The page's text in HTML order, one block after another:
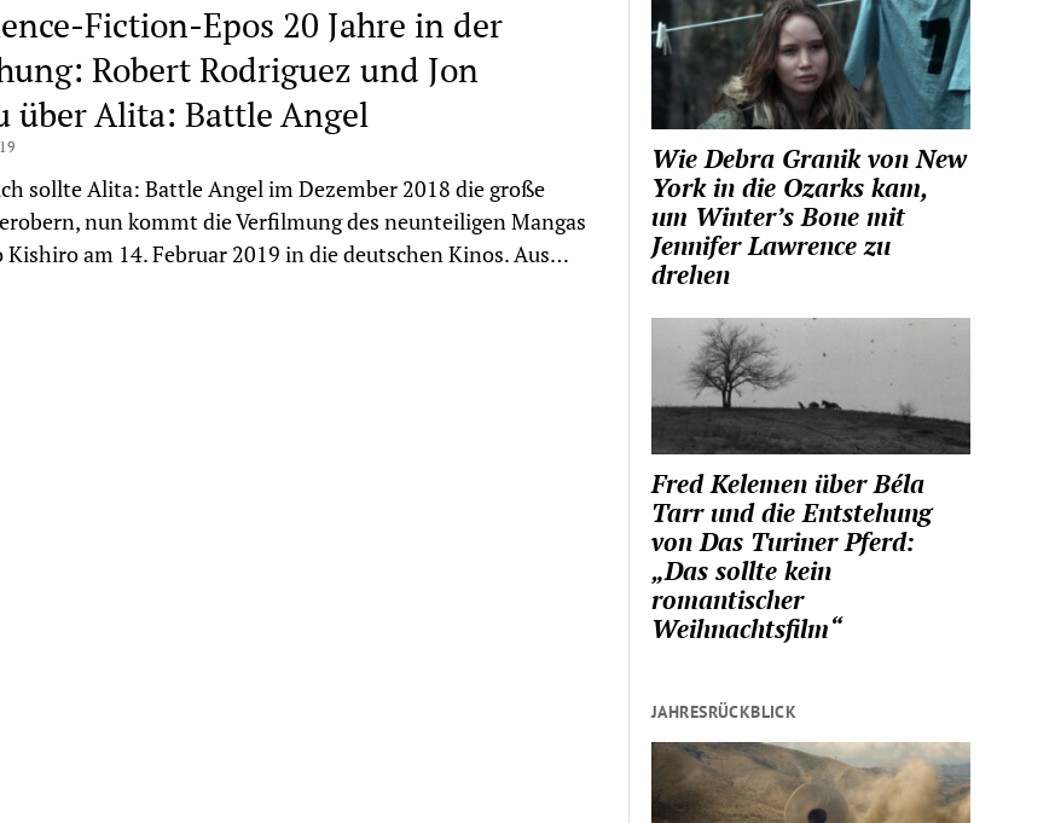
Fiction-Epos 20 Jahre in der
Robert Rodriguez und Jon
über Alita: Battle Angel
sollte Alita: Battle Angel im Dezember 2018 die große
nun kommt die Verfilmung des neunteiligen Mangas
am 14. Februar 2019 in die deutschen Kinos. Aus…
Wie Debra Granik von New
York in die Ozarks kam,
um Winter’s Bone mit
Jennifer Lawrence zu
drehen
Fred Kelemen über Béla
Tarr und die Entstehung
von Das Turiner Pferd:
„Das sollte kein
romantischer
Weihnachtsfilm“
JAHRESRÜCKBLICK